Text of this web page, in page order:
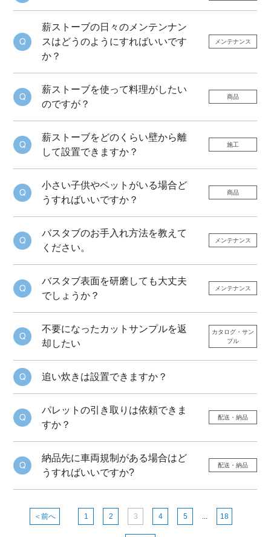
薪ストーブの日々のメンテンナン
スはどうのようにすればいいです
か？
メンテナンス
薪ストーブを使って料理がしたい
のですが？
商品
薪ストーブをどのくらい壁から離
して設置できますか？
施工
小さい子供やペットがいる場合ど
うすればいいですか？
商品
バスタブのお手入れ方法を教えて
ください。
メンテナンス
バスタブ表面を研磨しても大丈夫
でしょうか？
メンテナンス
不要になったカットサンプルを返
却したい
カタログ・サン
プル
追い炊きは設置できますか？
パレットの引き取りは依頼できま
すか？
配送・納品
納品先に車両規制がある場合はど
うすればいいですか?
配送・納品
＜前へ 1 2 3 4 5 18